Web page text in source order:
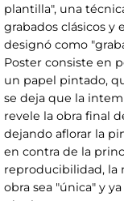
plantilla", una
grabados clásicos y
designó como
Poster consiste en
un papel pintado,
se deja que la
revele la obra final
dejando aflorar la
en contra de la
reproducibilidad, la
obra sea "única" y